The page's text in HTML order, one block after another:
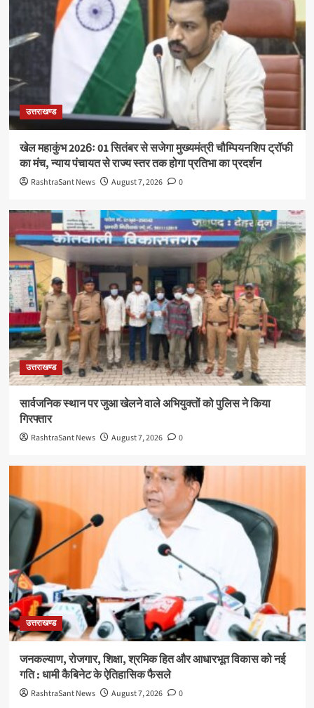
उत्तराखण्ड
खेल महाकुंभ 2026ः 01 सितंबर से सजेगा मुख्यमंत्री चौम्पियनशिप ट्रॉफी
का मंच, न्याय पंचायत से राज्य स्तर तक होगा प्रतिभा का प्रदर्शन
RashtraSant News August 7, 2026 0
उत्तराखण्ड
सार्वजनिक स्थान पर जुआ खेलने वाले अभियुक्तों को पुलिस ने किया
गिरफ्तार
RashtraSant News August 7, 2026 0
उत्तराखण्ड
जनकल्याण, रोजगार, शिक्षा, श्रमिक हित और आधारभूत विकास को नई
गति : धामी कैबिनेट के ऐतिहासिक फैसले
RashtraSant News August 7, 2026 0